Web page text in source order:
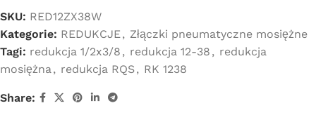
SKU: RED12ZX38W
Kategorie: REDUKCJE, Złączki pneumatyczne mosiężne
Tagi: redukcja 1/2x3/8 , redukcja 12-38 , redukcja
mosiężna, redukcja RQS, RK 1238
Share: